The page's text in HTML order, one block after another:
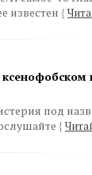
известен {
под
{